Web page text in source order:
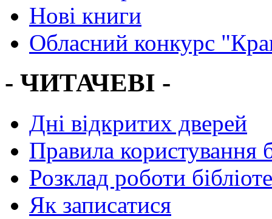
Нові книги
Обласний конкурс
- ЧИТАЧЕВІ -
Дні відкритих дверей
Правила користування
Розклад роботи
Як записатися